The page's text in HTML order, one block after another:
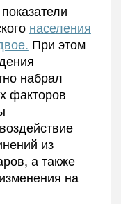
населения
При этом
набрал
факторов
из
а также
на